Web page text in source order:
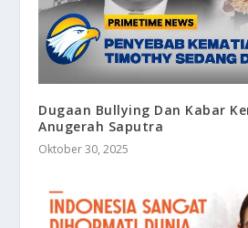
Dugaan Bullying Dan Kabar
Anugerah Saputra
Oktober 30, 2025